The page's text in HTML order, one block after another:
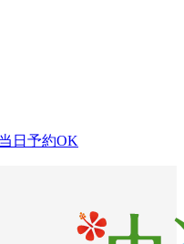
日予約OK